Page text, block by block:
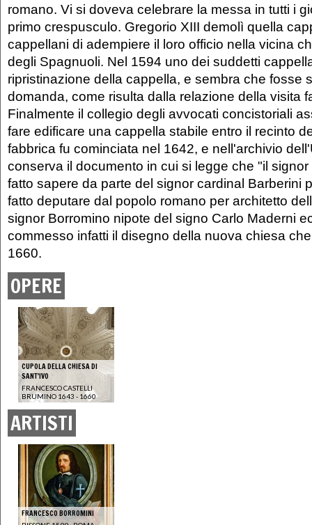
romano. Vi si doveva celebrare la messa in tutti i
primo crespusculo. Gregorio XIII demolì quella
cappellani di adempiere il loro officio nella vicina
degli Spagnuoli. Nel 1594 uno dei suddetti
ripristinazione della cappella, e sembra che fosse
domanda, come risulta dalla relazione della visita
Finalmente il collegio degli avvocati concistoriali
fare edificare una cappella stabile entro il recinto
fabbrica fu cominciata nel 1642, e nell'archivio
conserva il documento in cui si legge che "il
fatto sapere da parte del signor cardinal Barberini
fatto deputare dal popolo romano per architetto
signor Borromino nipote del signo Carlo Maderni
commesso infatti il disegno della nuova chiesa
1660.
OPERE
CUPOLA DELLA CHIESA DI
SANT'IVO
FRANCESCO CASTELLI
BRUMINO 1643 - 1660
ARTISTI
FRANCESCO BORROMINI